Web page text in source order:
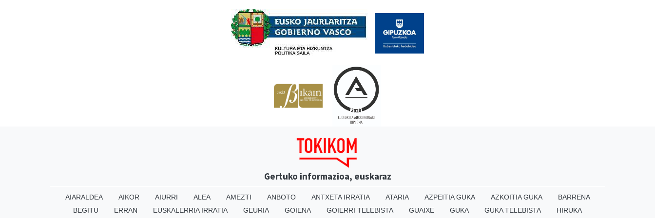
Gertuko informazioa, euskaraz
AIARALDEA AIKOR AIURRI ALEA AMEZTI ANBOTO ANTXETA IRRATIA ATARIA AZPEITIA GUKA AZKOITIA GUKA
BARRENA
BEGITU
ERRAN EUSKALERRIA IRRATIA GEURIA GOIENA GOIERRI TELEBISTA GUAIXE GUKA GUKA TELEBISTA HIRUKA